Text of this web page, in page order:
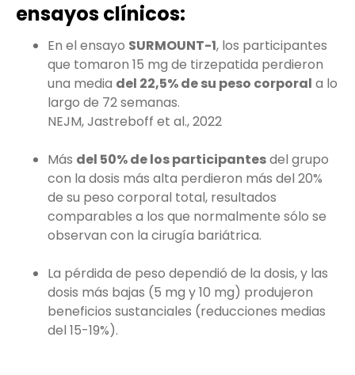
ensayos clínicos:
En el ensayo SURMOUNT-1, los participantes
que tomaron 15 mg de tirzepatida perdieron
una media del 22,5% de su peso corporal a lo
largo de 72 semanas.
NEJM, Jastreboff et al., 2022
Más del 50% de los participantesdel grupo
con la dosis más alta perdieron más del 20%
de su peso corporal total, resultados
comparables a los que normalmente sólo se
observan con la cirugía bariátrica.
La pérdida de peso dependió de la dosis, y las
dosis más bajas (5 mg y 10 mg) produjeron
beneficios sustanciales (reducciones medias
del 15-19%).